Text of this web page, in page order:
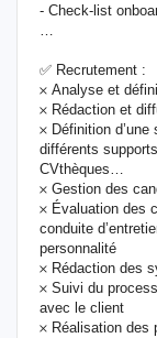
- Check-list
…
✅ Recrutement :
𐄂 Analyse et
𐄂 Rédaction et
𐄂 Définition
différents
CVthèques…
𐄂 Gestion des
𐄂 Évaluation des
conduite
personnalité
𐄂 Rédaction des
𐄂 Suivi du
avec le client
𐄂 Réalisation des